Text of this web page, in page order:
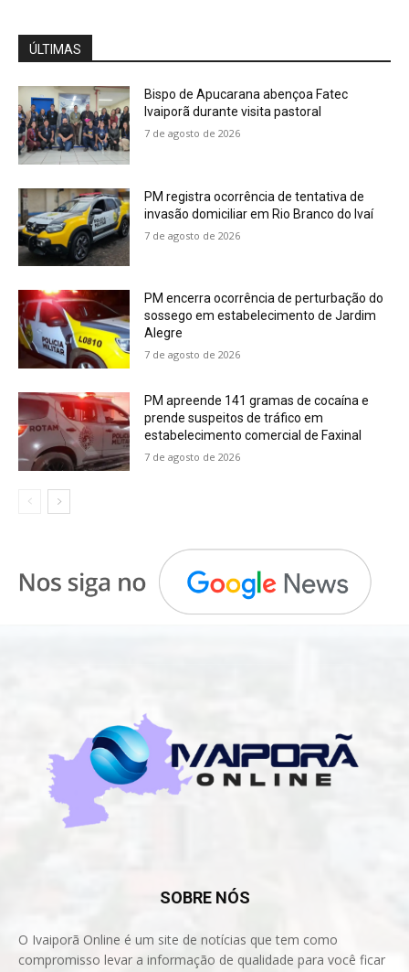
ÚLTIMAS
Bispo de Apucarana abençoa Fatec
Ivaiporã durante visita pastoral
7 de agosto de 2026
PM registra ocorrência de tentativa de
invasão domiciliar em Rio Branco do Ivaí
7 de agosto de 2026
PM encerra ocorrência de perturbação do
sossego em estabelecimento de Jardim
Alegre
7 de agosto de 2026
PM apreende 141 gramas de cocaína e
prende suspeitos de tráfico em
estabelecimento comercial de Faxinal
7 de agosto de 2026
SOBRE NÓS
O Ivaiporã Online é um site de notícias que tem como
compromisso levar a informação de qualidade para você ficar